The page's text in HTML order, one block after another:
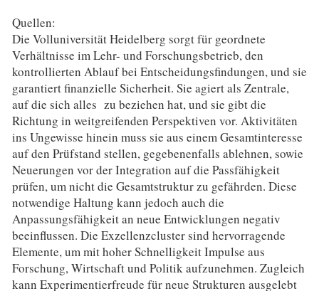
Quellen:
Die Volluniversität Heidelberg sorgt für geordnete
Verhältnisse im Lehr- und Forschungsbetrieb, den
kontrollierten Ablauf bei Entscheidungsfindungen, und sie
garantiert finanzielle Sicherheit. Sie agiert als Zentrale,
auf die sich alles zu beziehen hat, und sie gibt die
Richtung in weitgreifenden Perspektiven vor. Aktivitäten
ins Ungewisse hinein muss sie aus einem Gesamtinteresse
auf den Prüfstand stellen, gegebenenfalls ablehnen, sowie
Neuerungen vor der Integration auf die Passfähigkeit
prüfen, um nicht die Gesamtstruktur zu gefährden. Diese
notwendige Haltung kann jedoch auch die
Anpassungsfähigkeit an neue Entwicklungen negativ
beeinflussen. Die Exzellenzcluster sind hervorragende
Elemente, um mit hoher Schnelligkeit Impulse aus
Forschung, Wirtschaft und Politik aufzunehmen. Zugleich
kann Experimentierfreude für neue Strukturen ausgelebt